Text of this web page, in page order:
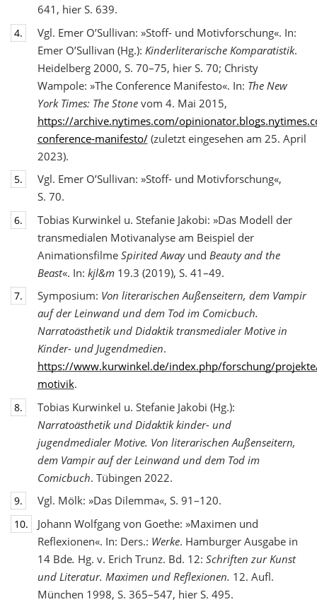
641, hier S. 639.
4.
Vgl. Emer O’Sullivan: »Stoff- und Motivforschung«. In:
Emer O’Sullivan (Hg.): Kinderliterarische Komparatistik.
Heidelberg 2000, S. 70–75, hier S. 70; Christy
Wampole: »The Conference Manifesto«. In: The New
York Times: The Stonevom 4. Mai 2015,
https://archive.nytimes.com/
conference-manifesto/(zuletzt eingesehen am 25. April
2023).
5.
Vgl. Emer O’Sullivan: »Stoff- und Motivforschung«,
S. 70.
6.
Tobias Kurwinkel u. Stefanie Jakobi: »Das Modell der
transmedialen Motivanalyse am Beispiel der
Animationsfilme Spirited Awayund Beauty and the
Beast«. In: kjl&m19.3 (2019), S. 41–49.
7. Symposium: Von literarischen Außenseitern, dem Vampir
auf der Leinwand und dem Tod im Comicbuch.
Narratoästhetik und Didaktik transmedialer Motive in
Kinder- und Jugendmedien.
https://www.kurwinkel.de/index.php/forschung/
motivik.
8.
Tobias Kurwinkel u. Stefanie Jakobi (Hg.):
Narratoästhetik und Didaktik kinder- und
jugendmedialer Motive. Von literarischen Außenseitern,
dem Vampir auf der Leinwand und dem Tod im
Comicbuch. Tübingen 2022.
9. Vgl. Mölk: »Das Dilemma«, S. 91–120.
10.
Johann Wolfgang von Goethe: »Maximen und
Reflexionen«. In: Ders.: Werke. Hamburger Ausgabe in
14 Bde. Hg. v. Erich Trunz. Bd. 12: Schriften zur Kunst
und Literatur. Maximen und Reflexionen. 12. Aufl.
München 1998, S. 365–547, hier S. 495.